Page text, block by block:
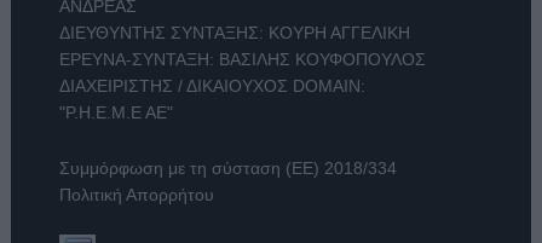
ΑΝΔΡΕΑΣ
ΔΙΕΥΘΥΝΤΗΣ ΣΥΝΤΑΞΗΣ: ΚΟΥΡΗ ΑΓΓΕΛΙΚΗ
ΕΡΕΥΝΑ-ΣΥΝΤΑΞΗ: ΒΑΣΙΛΗΣ ΚΟΥΦΟΠΟΥΛΟΣ
ΔΙΑΧΕΙΡΙΣΤΗΣ / ΔΙΚΑΙΟΥΧΟΣ DOMAIN:
"Ρ.Η.Ε.Μ.Ε ΑΕ"
Συμμόρφωση με τη σύσταση (ΕΕ) 2018/334
Πολιτική Απορρήτου